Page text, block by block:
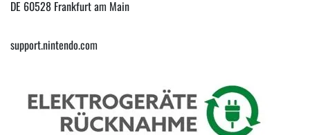
DE 60528 Frankfurt am Main
support.nintendo.com